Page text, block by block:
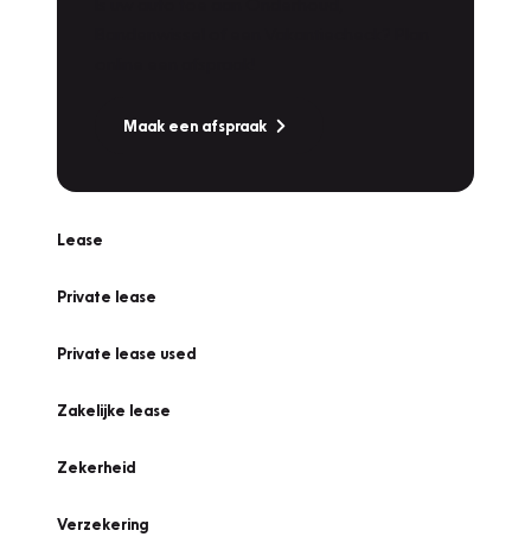
Maak een afspraak
Lease
Private lease
Private lease used
Zakelijke lease
Zekerheid
Verzekering